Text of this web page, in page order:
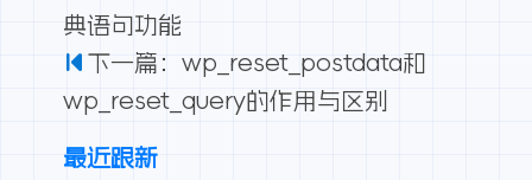
典语句功能
下一篇：wp_reset_postdata和
wp_reset_query的作用与区别
最近跟新